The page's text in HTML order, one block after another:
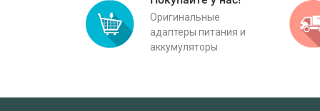
Оригинальные
адаптеры питания и
аккумуляторы